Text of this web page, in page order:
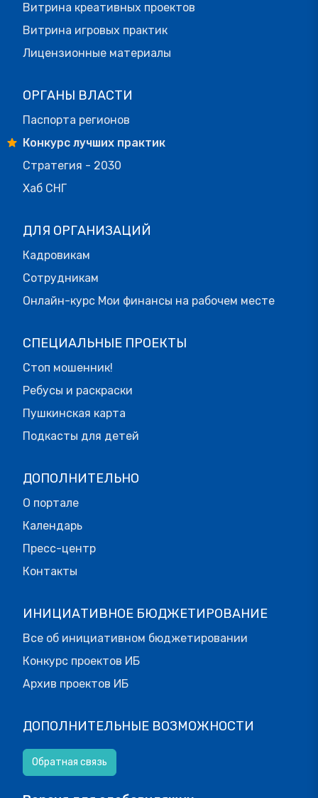
Витрина креативных проектов
Витрина игровых практик
Лицензионные материалы
ОРГАНЫ ВЛАСТИ
Паспорта регионов
Конкурс лучших практик
Стратегия - 2030
Хаб СНГ
ДЛЯ ОРГАНИЗАЦИЙ
Кадровикам
Сотрудникам
Онлайн-курс Мои финансы на рабочем месте
СПЕЦИАЛЬНЫЕ ПРОЕКТЫ
Стоп мошенник!
Ребусы и раскраски
Пушкинская карта
Подкасты для детей
ДОПОЛНИТЕЛЬНО
О портале
Календарь
Пресс-центр
Контакты
ИНИЦИАТИВНОЕ БЮДЖЕТИРОВАНИЕ
Все об инициативном бюджетировании
Конкурс проектов ИБ
Архив проектов ИБ
ДОПОЛНИТЕЛЬНЫЕ ВОЗМОЖНОСТИ
Обратная связь